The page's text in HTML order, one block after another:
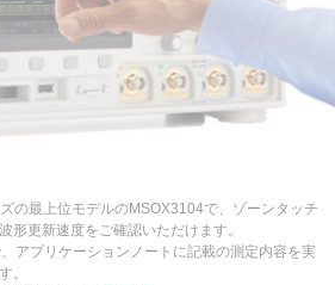
の最上位モデルのMSOX3104で、ゾーンタッチ
形更新速度をご確認いただけます。
アプリケーションノートに記載の測定内容を実
。